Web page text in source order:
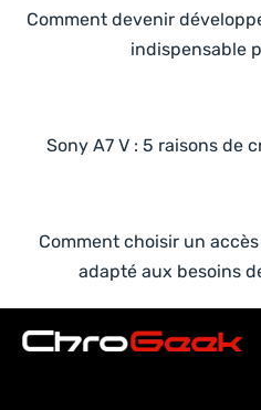
Comment devenir
indispensable
Sony A7 V : 5 raisons de
Comment choisir un
adapté aux besoins